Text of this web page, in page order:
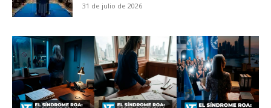
No te pierdas de las
últimas noticias
Suscríbete a nuestro boletín diario y
recibe todas las noticias del vapeo y la
reducción de daños en tu correo
electrónico.
31 de julio de 2026